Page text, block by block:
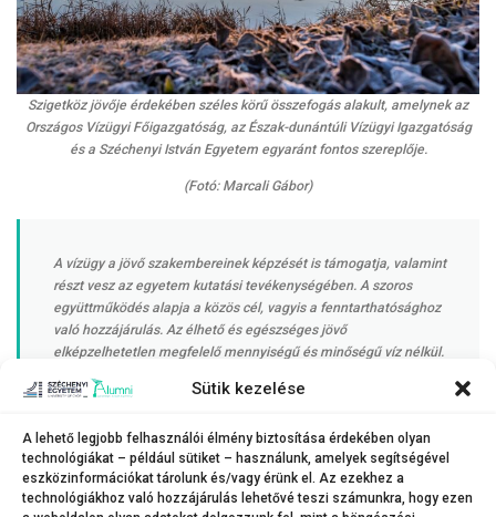
Sütik kezelése
A lehető legjobb felhasználói élmény biztosítása érdekében olyan
technológiákat – például sütiket – használunk, amelyek segítségével
eszközinformációkat tárolunk és/vagy érünk el. Az ezekhez a
technológiákhoz való hozzájárulás lehetővé teszi számunkra, hogy ezen
Szigetköz jövője érdekében széles körű összefogás alakult, amelynek az
Országos Vízügyi Főigazgatóság, az Észak-dunántúli Vízügyi Igazgatóság
és a Széchenyi István Egyetem egyaránt fontos szereplője.
(Fotó: Marcali Gábor)
A vízügy a jövő szakembereinek képzését is támogatja, valamint
részt vesz az egyetem kutatási tevékenységében. A szoros
együttműködés alapja a közös cél, vagyis a fenntarthatósághoz
való hozzájárulás. Az élhető és egészséges jövő
elképzelhetetlen megfelelő mennyiségű és minőségű víz nélkül.
A vízgazdálkodási és környezetvédelmi szakterületek ezért napjainkban
még hangsúlyosabbá válnak, a klímaváltozás és a szélsőséges időjárási
körülmények jelentette kihívások pedig egyre nagyobb szakértelmet és
egyre szélesebb összefogást követelnek meg. Ebben vállal partnerséget